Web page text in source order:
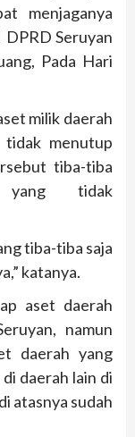
menjaganya
DPRD Seruyan
Pada Hari
milik daerah
menutup
tiba-tiba
yang tidak
tiba-tiba saja
katanya.
aset daerah
namun
daerah yang
daerah lain di
atasnya sudah